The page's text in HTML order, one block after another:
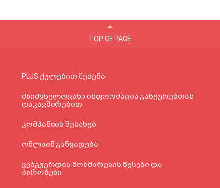
TOP OF PAGE
PLUS ქულებით შეძენა
მნიშვნელოვანი ინფორმაცია გაზქურებთან
დაკავშირებით
კომპანიის შესახებ
ონლაინ განვადება
ვებგვერდის მოხმარების წესები და
პირობები